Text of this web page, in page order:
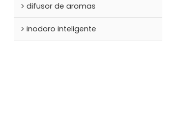
difusor de aromas
inodoro inteligente